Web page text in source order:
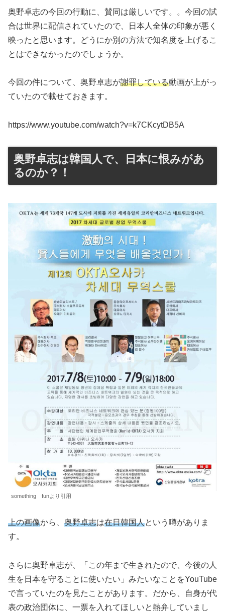
奥野卓志の今回の行動に、賛同は厳しいです。。今回の試
合は世界に配信されていたので、日本人全体の印象が悪く
映ったと思います。どうにか別の方法で知名度を上げるこ
とはできなかったのでしょうか。
今回の件について、奥野卓志が謝罪している動画が上がっ
ていたので載せておきます。
https://www.youtube.com/watch?v=k7CKcytDB5A
奥野卓志は韓国人で、日本に恨みがあ
るのか？！
something funより引用
上の画像から、 奥野卓志は在日韓国人という噂がありま
す。
さらに奥野卓志が、「この年まで生きれたので、今後の人
生を日本を守ることに使いたい」みたいなことをYouTube
で言っていたのを見たことがあります。だから、自身が代
表の政治団体に、一票を入れてほしいと熱弁していまし